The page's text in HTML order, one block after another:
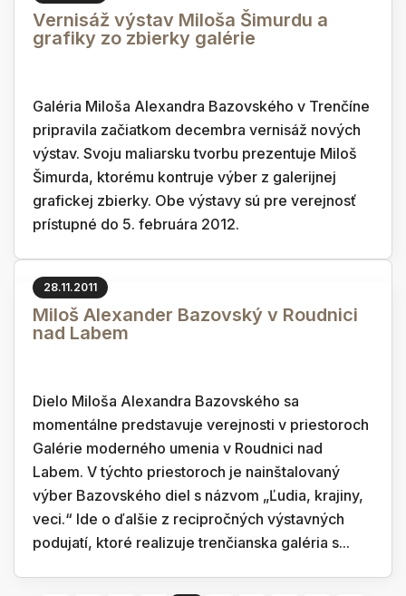
Vernisáž výstav Miloša Šimurdu a
grafiky zo zbierky galérie
Galéria Miloša Alexandra Bazovského v Trenčíne
pripravila začiatkom decembra vernisáž nových
výstav. Svoju maliarsku tvorbu prezentuje Miloš
Šimurda, ktorému kontruje výber z galerijnej
grafickej zbierky. Obe výstavy sú pre verejnosť
prístupné do 5. februára 2012.
28.11.2011
Miloš Alexander Bazovský v Roudnici
nad Labem
Dielo Miloša Alexandra Bazovského sa
momentálne predstavuje verejnosti v priestoroch
Galérie moderného umenia v Roudnici nad
Labem. V týchto priestoroch je nainštalovaný
výber Bazovského diel s názvom „Ľudia, krajiny,
veci.“ Ide o ďalšie z recipročných výstavných
podujatí, ktoré realizuje trenčianska galéria s...